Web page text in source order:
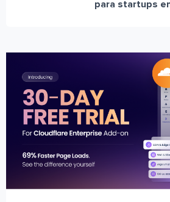
para startups